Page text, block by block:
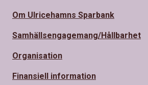
Om Ulricehamns Sparbank
Samhällsengagemang/Hållbarhet
Organisation
Finansiell information